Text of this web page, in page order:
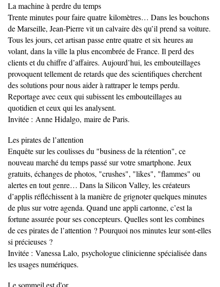
La machine à perdre du temps
Trente minutes pour faire quatre kilomètres… Dans les bouchons
de Marseille, Jean-Pierre vit un calvaire dès qu’il prend sa voiture.
Tous les jours, cet artisan passe entre quatre et six heures au
volant, dans la ville la plus encombrée de France. Il perd des
clients et du chiffre d’affaires. Aujourd’hui, les embouteillages
provoquent tellement de retards que des scientifiques cherchent
des solutions pour nous aider à rattraper le temps perdu.
Reportage avec ceux qui subissent les embouteillages au
quotidien et ceux qui les analysent.
Invitée : Anne Hidalgo, maire de Paris.
Les pirates de l’attention
Enquête sur les coulisses du "business de la rétention", ce
nouveau marché du temps passé sur votre smartphone. Jeux
gratuits, échanges de photos, "crushes", "likes", "flammes" ou
alertes en tout genre… Dans la Silicon Valley, les créateurs
d’applis réfléchissent à la manière de grignoter quelques minutes
de plus sur votre agenda. Quand une appli cartonne, c’est la
fortune assurée pour ses concepteurs. Quelles sont les combines
de ces pirates de l’attention ? Pourquoi nos minutes leur sont-elles
si précieuses ?
Invitée : Vanessa Lalo, psychologue clinicienne spécialisée dans
les usages numériques.
Le sommeil est d'or